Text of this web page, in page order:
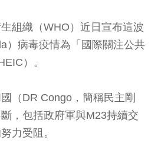
組織（WHO）近日宣布這波
）病毒疫情為「國際關注公共
）。
（DR Congo，簡稱民主剛
，包括政府軍與M23持續交
力受阻。